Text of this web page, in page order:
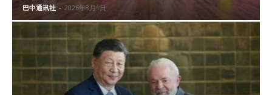
巴中通讯社 - 2026年8月1日